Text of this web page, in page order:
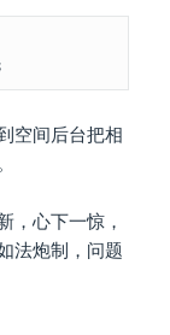
空间后台把相
，心下一惊，
法炮制，问题